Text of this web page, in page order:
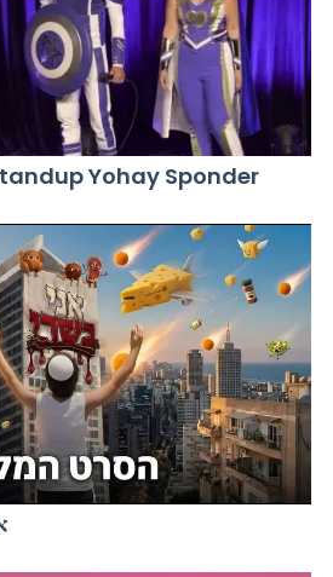
Yohay Sponder